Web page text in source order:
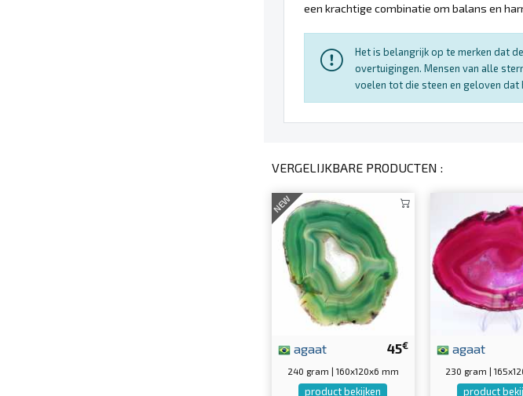
een krachtige combinatie om balans en
Het is belangrijk op te merken dat
overtuigingen. Mensen van alle
voelen tot die steen en geloven
VERGELIJKBARE PRODUCTEN :
NEW
45€
agaat
240 gram | 160x120x6 mm
product bekijken
agaat
230 gram |
product